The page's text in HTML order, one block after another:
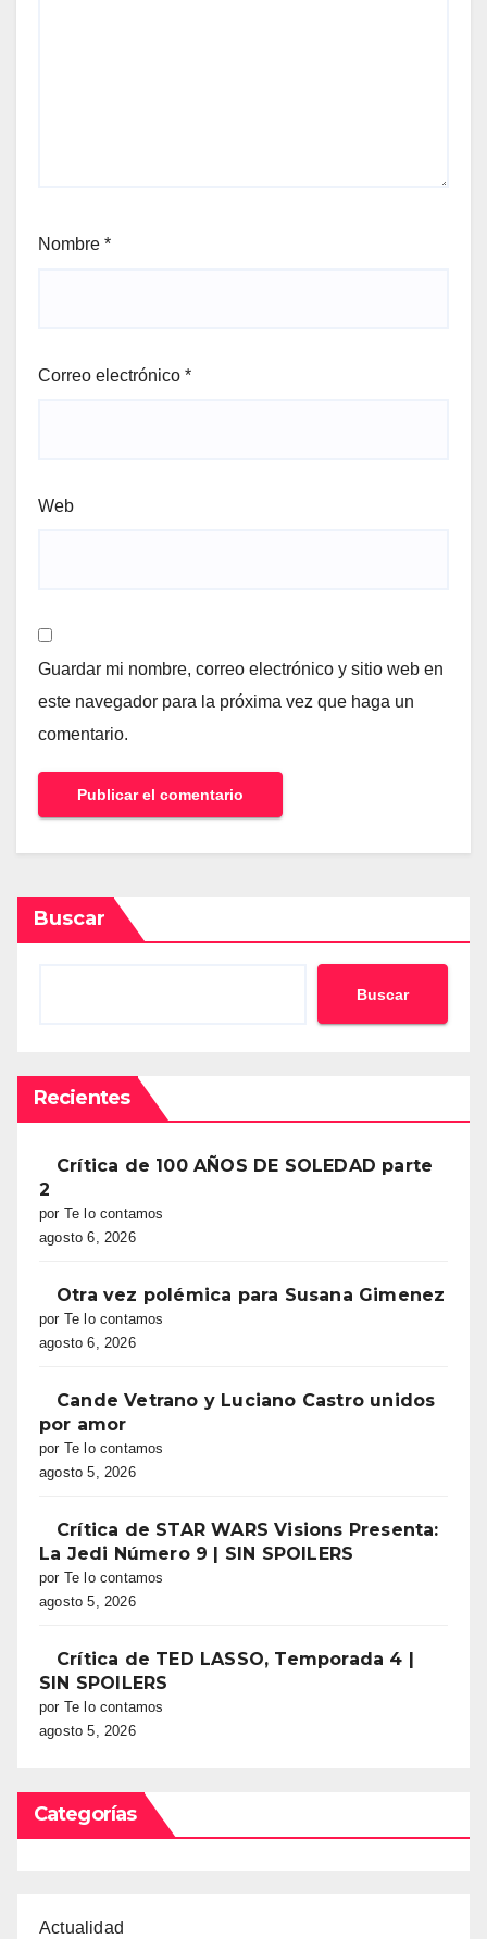
Nombre *
Correo electrónico *
Web
Guardar mi nombre, correo electrónico y sitio web en
este navegador para la próxima vez que haga un
comentario.
Buscar
Buscar
Recientes
Crítica de 100 AÑOS DE SOLEDAD parte
2
por Te lo contamos
agosto 6, 2026
Otra vez polémica para Susana Gimenez
por Te lo contamos
agosto 6, 2026
Cande Vetrano y Luciano Castro unidos
por amor
por Te lo contamos
agosto 5, 2026
Crítica de STAR WARS Visions Presenta:
La Jedi Número 9 | SIN SPOILERS
por Te lo contamos
agosto 5, 2026
Crítica de TED LASSO, Temporada 4 |
SIN SPOILERS
por Te lo contamos
agosto 5, 2026
Categorías
Actualidad